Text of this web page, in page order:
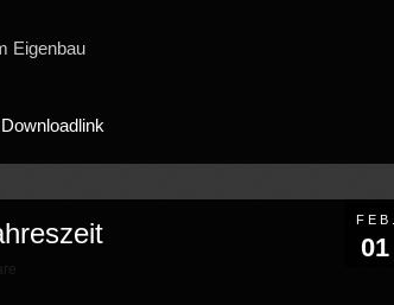
Eigenbau
Downloadlink
FEB.
01